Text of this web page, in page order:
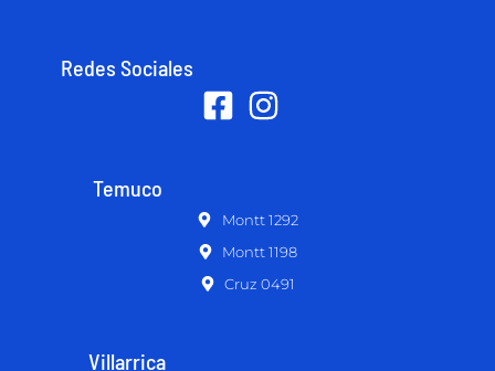
Redes Sociales
Temuco
Montt 1292
Montt 1198
Cruz 0491
Villarrica